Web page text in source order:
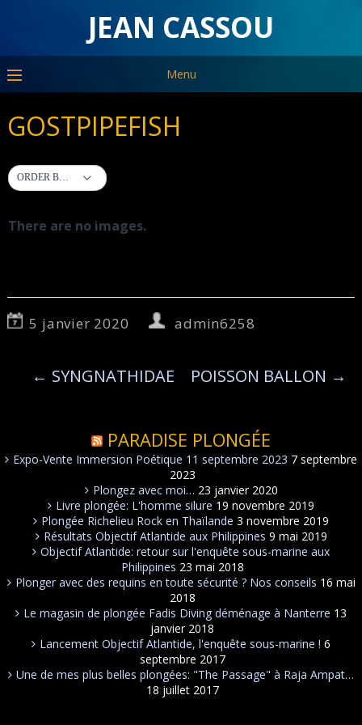
JEAN CASSOU
Menu
GOSTPIPEFISH
ORDER BY DEFAULT
There are no images.
5 janvier 2020 admin6258
← SYNGNATHIDAE POISSON BALLON →
PARADISE PLONGÉE
Expo-Vente Immersion Poétique 11 septembre 2023 7 septembre
2023
Plongez avec moi… 23 janvier 2020
Livre plongée: L'homme silure 19 novembre 2019
Plongée Richelieu Rock en Thaïlande 3 novembre 2019
Résultats Objectif Atlantide aux Philippines 9 mai 2019
Objectif Atlantide: retour sur l'enquête sous-marine aux
Philippines 23 mai 2018
Plonger avec des requins en toute sécurité ? Nos conseils 16 mai
2018
Le magasin de plongée Fadis Diving déménage à Nanterre 13
janvier 2018
Lancement Objectif Atlantide, l'enquête sous-marine ! 6
septembre 2017
Une de mes plus belles plongées: "The Passage" à Raja Ampat…
18 juillet 2017